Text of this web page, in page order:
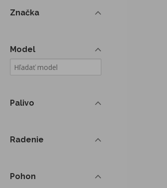
Značka
Model
Palivo
Radenie
Pohon